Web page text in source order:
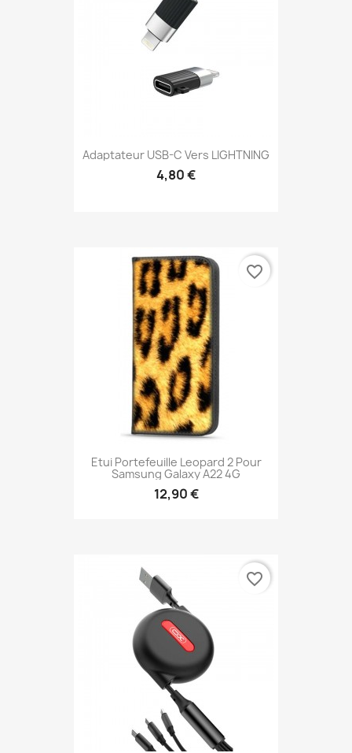
Adaptateur USB-C Vers LIGHTNING
4,80 €
Etui Portefeuille Leopard 2 Pour
Samsung Galaxy A22 4G
12,90 €
favorite_border
favorite_border